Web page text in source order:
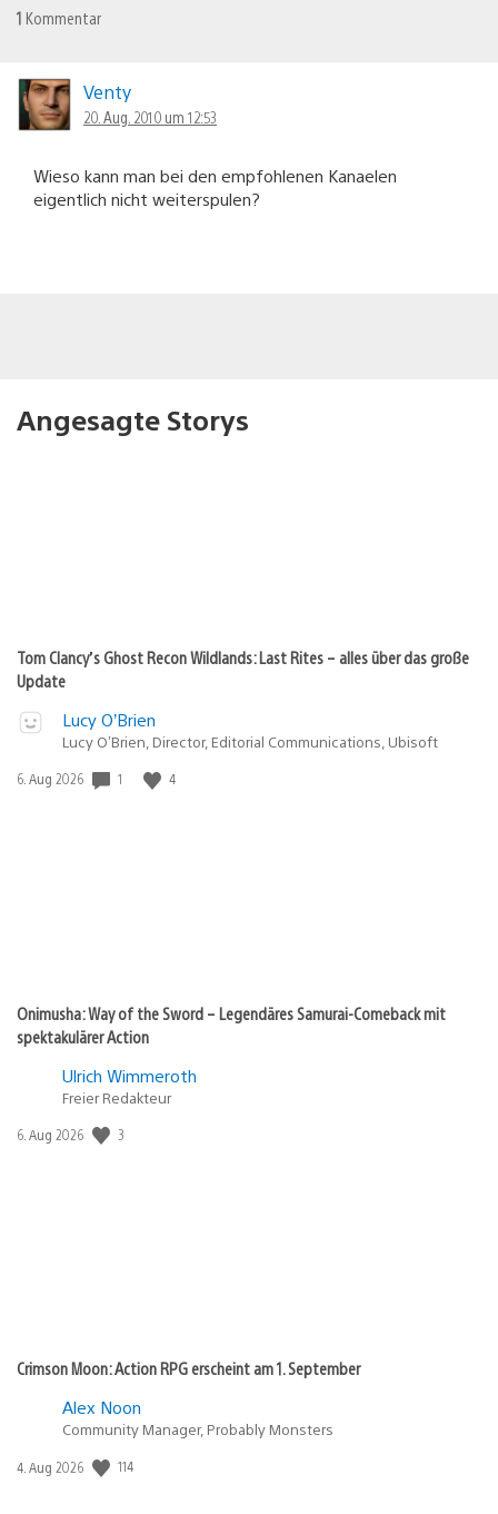
1 Kommentar
Venty
20. Aug. 2010 um 12:53
Wieso kann man bei den empfohlenen Kanaelen
eigentlich nicht weiterspulen?
Angesagte Storys
Tom Clancy’s Ghost Recon Wildlands: Last Rites – alles über das große
Update
Lucy O’Brien
Lucy O’Brien, Director, Editorial Communications, Ubisoft
Veröffentlichungsdatum:
6. Aug 2026 1 4
Onimusha: Way of the Sword – Legendäres Samurai-Comeback mit
spektakulärer Action
Ulrich Wimmeroth
Freier Redakteur
Veröffentlichungsdatum:
6. Aug 2026 3
Crimson Moon: Action RPG erscheint am 1. September
Alex Noon
Community Manager, Probably Monsters
Veröffentlichungsdatum:
4. Aug 2026 114